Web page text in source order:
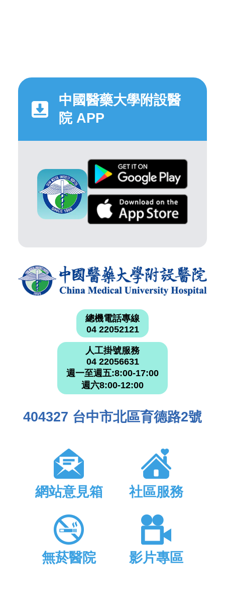
中國醫藥大學附設醫
院 APP
總機電話專線
04 22052121
人工掛號服務
04 22056631
週一至週五:8:00-17:00
週六8:00-12:00
404327 台中市北區育德路2號
網站意見箱 社區服務
無菸醫院 影片專區